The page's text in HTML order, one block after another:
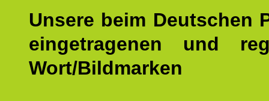
Unsere beim Deutschen
eingetragenen und
Wort/Bildmarken